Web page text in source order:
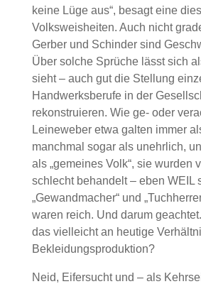
keine Lüge aus“, besagt eine
Volksweisheiten. Auch nicht
Gerber und Schinder sind
Über solche Sprüche lässt sich
sieht – auch gut die Stellung
Handwerksberufe in der
rekonstruieren. Wie ge- oder
Leineweber etwa galten immer
manchmal sogar als unehrlich,
als „gemeines Volk“, sie wurden
schlecht behandelt – eben WEIL
„Gewandmacher“ und
waren reich. Und darum
das vielleicht an heutige
Bekleidungsproduktion?
Neid, Eifersucht und – als